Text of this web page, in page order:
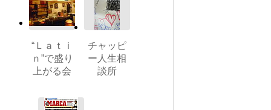
“Ｌａｔｉ
ｎ”で盛り
上がる会
チャッピ
ー人生相
談所